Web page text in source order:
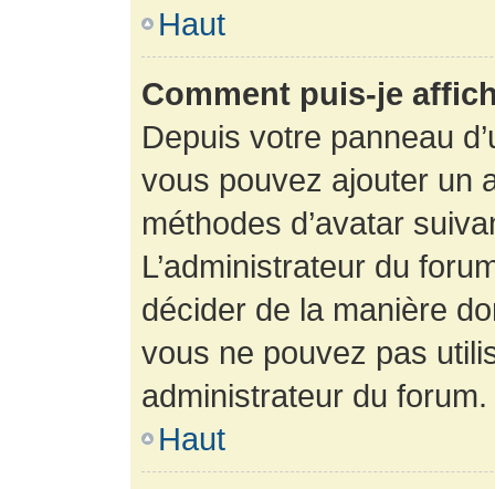
Haut
Comment puis-je
Depuis votre panneau
vous pouvez ajouter un
méthodes d’avatar
L’administrateur du
décider de la manière
vous ne pouvez pas
administrateur du forum.
Haut